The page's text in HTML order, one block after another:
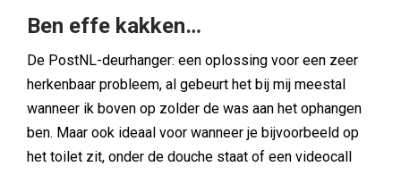
Ben effe kakken…
De PostNL-deurhanger: een oplossing voor een zeer
herkenbaar probleem, al gebeurt het bij mij meestal
wanneer ik boven op zolder de was aan het ophangen
ben. Maar ook ideaal voor wanneer je bijvoorbeeld op
het toilet zit, onder de douche staat of een videocall